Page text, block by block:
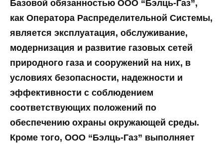
Базовой обязанностью ООО “Бэлць-Газ”,
как Оператора Распределительной Системы,
является эксплуатация, обслуживание,
модернизация и развитие газовых сетей
природного газа и сооружений на них, в
условиях безопасности, надежности и
эффективности с соблюдением
соответствующих положений по
обеспечению охраны окружающей среды.
Кроме того, ООО “Бэлць-Газ” выполняет